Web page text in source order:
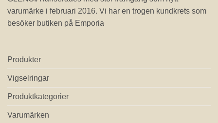
varumärke i februari 2016. Vi har en trogen kundkrets som
besöker butiken på Emporia
Produkter
Vigselringar
Produktkategorier
Varumärken